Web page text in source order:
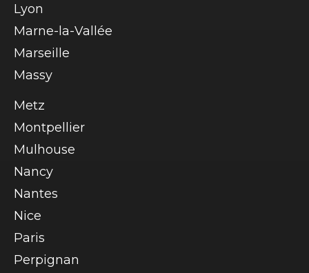
Lyon
Marne-la-Vallée
Marseille
Massy
Metz
Montpellier
Mulhouse
Nancy
Nantes
Nice
Paris
Perpignan